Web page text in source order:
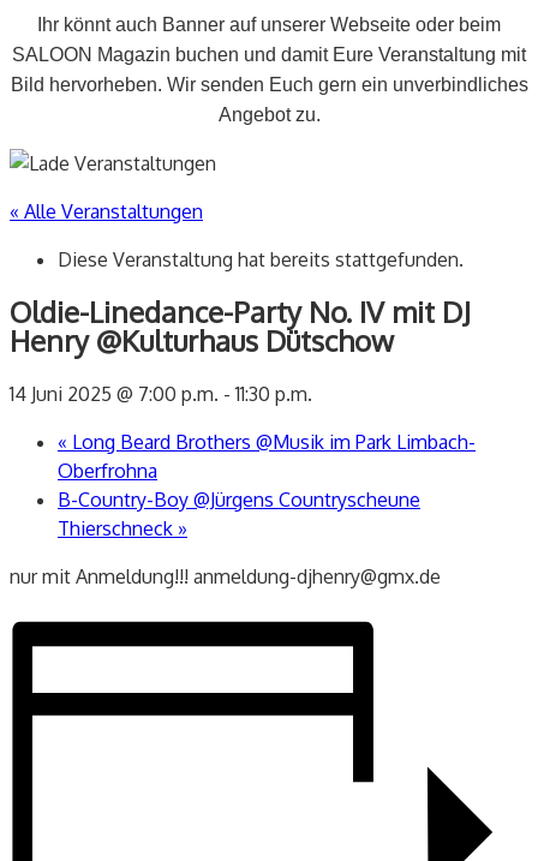
Ihr könnt auch Banner auf unserer Webseite oder beim
SALOON Magazin buchen und damit Eure Veranstaltung mit
Bild hervorheben. Wir senden Euch gern ein unverbindliches
Angebot zu.
« Alle Veranstaltungen
Diese Veranstaltung hat bereits stattgefunden.
Oldie-Linedance-Party No. IV mit DJ
Henry @Kulturhaus Dütschow
14 Juni 2025 @ 7:00 p.m. -11:30 p.m.
« Long Beard Brothers @Musik im Park Limbach-
Oberfrohna
B-Country-Boy @Jürgens Countryscheune
Thierschneck »
nur mit Anmeldung!!! anmeldung-djhenry@gmx.de